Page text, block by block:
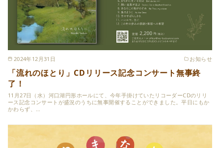
2024年12月31日 お知らせ
「流れのほとり」CDリリース記念コンサート無事終
了！
11月27日（水）河口湖円形ホールにて、今年手掛けていたリコーダーCDのリリ
ース記念コンサートが盛況のうちに無事開催することができました。平日にもか
かわらず、…